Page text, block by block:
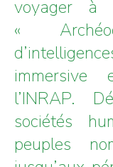
voyager à
«
l’INRAP.
sociétés
peuples